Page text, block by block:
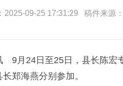
2025-09-25 17:31:29 稿件来源
24日至25日，县长陈宏专
郑海燕分别参加。